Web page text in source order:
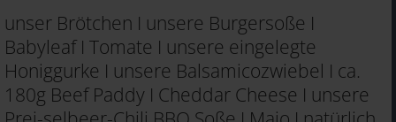
unser Brötchen I unsere Burgersoße I
Babyleaf I Tomate I unsere eingelegte
Honiggurke I unsere Balsamicozwiebel I ca.
180g Beef Paddy I Cheddar Cheese I unsere